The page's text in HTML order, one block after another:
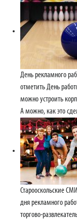
День рекламного
отметить День
можно устроить
А можно, как это
Старооскольские
дня рекламного
торгово-